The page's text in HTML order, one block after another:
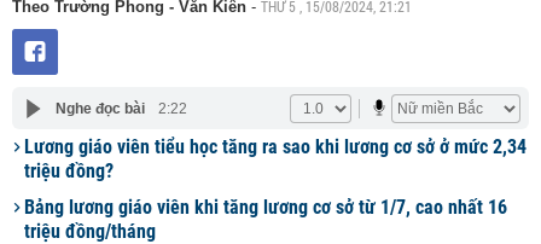
Theo Trường Phong - Văn Kiên - THỨ 5 , 15/08/2024, 21:21
Nghe đọc bài 2:22
Lương giáo viên tiểu học tăng ra sao khi lương cơ sở ở mức 2,34
triệu đồng?
Bảng lương giáo viên khi tăng lương cơ sở từ 1/7, cao nhất 16
triệu đồng/tháng